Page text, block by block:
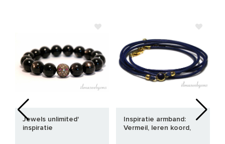
Jewels unlimited'
inspiratie
Inspiratie armband:
Vermeil, leren koord,